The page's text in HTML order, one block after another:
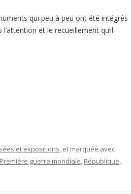
qui peu à peu ont été intégrés
et le recueillement qu’il
et expositions, et marquée avec
Première guerre mondiale, République,